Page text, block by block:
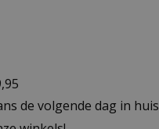
de volgende dag in huis